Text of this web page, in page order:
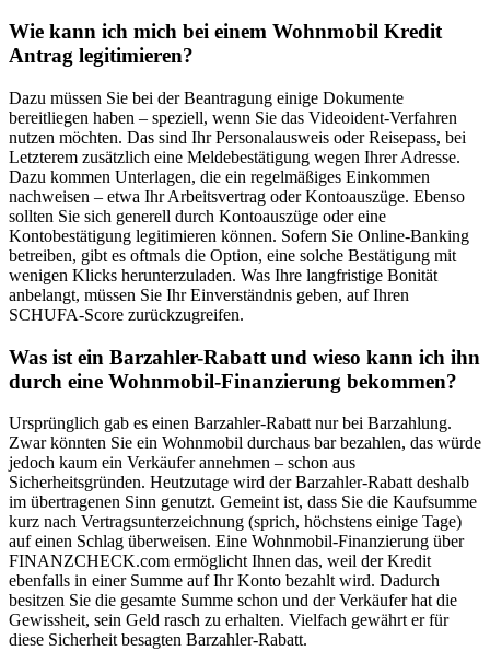
Wie kann ich mich bei einem Wohnmobil Kredit
Antrag legitimieren?
Dazu müssen Sie bei der Beantragung einige Dokumente
bereitliegen haben – speziell, wenn Sie das Videoident-Verfahren
nutzen möchten. Das sind Ihr Personalausweis oder Reisepass, bei
Letzterem zusätzlich eine Meldebestätigung wegen Ihrer Adresse.
Dazu kommen Unterlagen, die ein regelmäßiges Einkommen
nachweisen – etwa Ihr Arbeitsvertrag oder Kontoauszüge. Ebenso
sollten Sie sich generell durch Kontoauszüge oder eine
Kontobestätigung legitimieren können. Sofern Sie Online-Banking
betreiben, gibt es oftmals die Option, eine solche Bestätigung mit
wenigen Klicks herunterzuladen. Was Ihre langfristige Bonität
anbelangt, müssen Sie Ihr Einverständnis geben, auf Ihren
SCHUFA-Score zurückzugreifen.
Was ist ein Barzahler-Rabatt und wieso kann ich ihn
durch eine Wohnmobil-Finanzierung bekommen?
Ursprünglich gab es einen Barzahler-Rabatt nur bei Barzahlung.
Zwar könnten Sie ein Wohnmobil durchaus bar bezahlen, das würde
jedoch kaum ein Verkäufer annehmen – schon aus
Sicherheitsgründen. Heutzutage wird der Barzahler-Rabatt deshalb
im übertragenen Sinn genutzt. Gemeint ist, dass Sie die Kaufsumme
kurz nach Vertragsunterzeichnung (sprich, höchstens einige Tage)
auf einen Schlag überweisen. Eine Wohnmobil-Finanzierung über
FINANZCHECK.com ermöglicht Ihnen das, weil der Kredit
ebenfalls in einer Summe auf Ihr Konto bezahlt wird. Dadurch
besitzen Sie die gesamte Summe schon und der Verkäufer hat die
Gewissheit, sein Geld rasch zu erhalten. Vielfach gewährt er für
diese Sicherheit besagten Barzahler-Rabatt.